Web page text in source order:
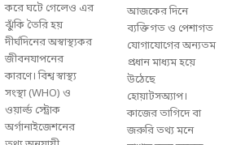
করে ঘটে গেলেও এর
ঝুঁকি তৈরি হয়
দীর্ঘদিনের অস্বাস্থ্যকর
জীবনযাপনের
কারণে। বিশ্ব স্বাস্থ্য
সংস্থা (WHO) ও
ওয়ার্ল্ড স্ট্রোক
অর্গানাইজেশনের
আজকের দিনে
ব্যক্তিগত ও পেশাগত
যোগাযোগের অন্যতম
প্রধান মাধ্যম হয়ে
উঠেছে
হোয়াটসঅ্যাপ।
কাজের তাগিদে বা
জরুরি তথ্য মনে